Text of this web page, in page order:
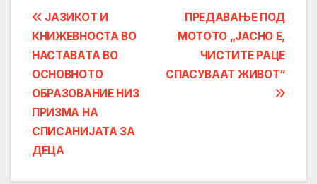
Post
navigation
ПРЕДАВАЊЕ ПОД
МОТОТО „ЈАСНО Е,
ЧИСТИТЕ РАЦЕ
СПАСУВААТ ЖИВОТ“
ЈАЗИКОТ И
КНИЖЕВНОСТА ВО
НАСТАВАТА ВО
ОСНОВНОТО
ОБРАЗОВАНИЕ НИЗ
ПРИЗМА НА
СПИСАНИЈАТА ЗА
ДЕЦА